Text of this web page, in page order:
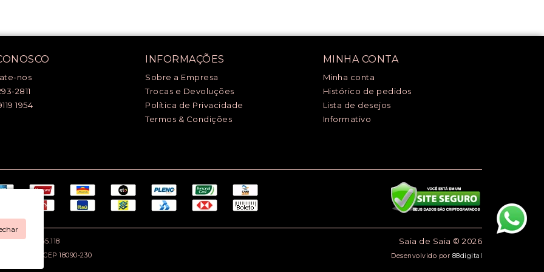
nos
2811
1954
INFORMAÇÕES
Sobre a Empresa
Trocas e Devoluções
Política de Privacidade
Termos & Condições
MINHA CONTA
Minha conta
Histórico de pedidos
Lista de desejos
Informativo
669.979.145.118
/ SP - CEP 18090-230
Saia de Saia © 2026
Desenvolvido por 88digital